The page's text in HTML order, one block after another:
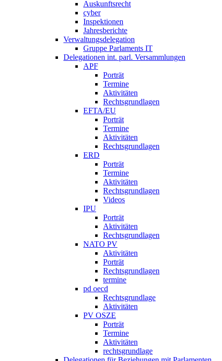
Auskunftsrecht
cyber
Inspektionen
Jahresberichte
Verwaltungsdelegation
Gruppe Parlaments IT
Delegationen int. parl. Versammlungen
APF
Porträt
Termine
Aktivitäten
Rechtsgrundlagen
EFTA/EU
Porträt
Termine
Aktivitäten
Rechtsgrundlagen
ERD
Porträt
Termine
Aktivitäten
Rechtsgrundlagen
Videos
IPU
Porträt
Aktivitäten
Rechtsgrundlagen
NATO PV
Aktivitäten
Porträt
Rechtsgrundlagen
termine
pd oecd
Rechtsgrundlage
Aktivitäten
PV OSZE
Porträt
Termine
Aktivitäten
rechtsgrundlage